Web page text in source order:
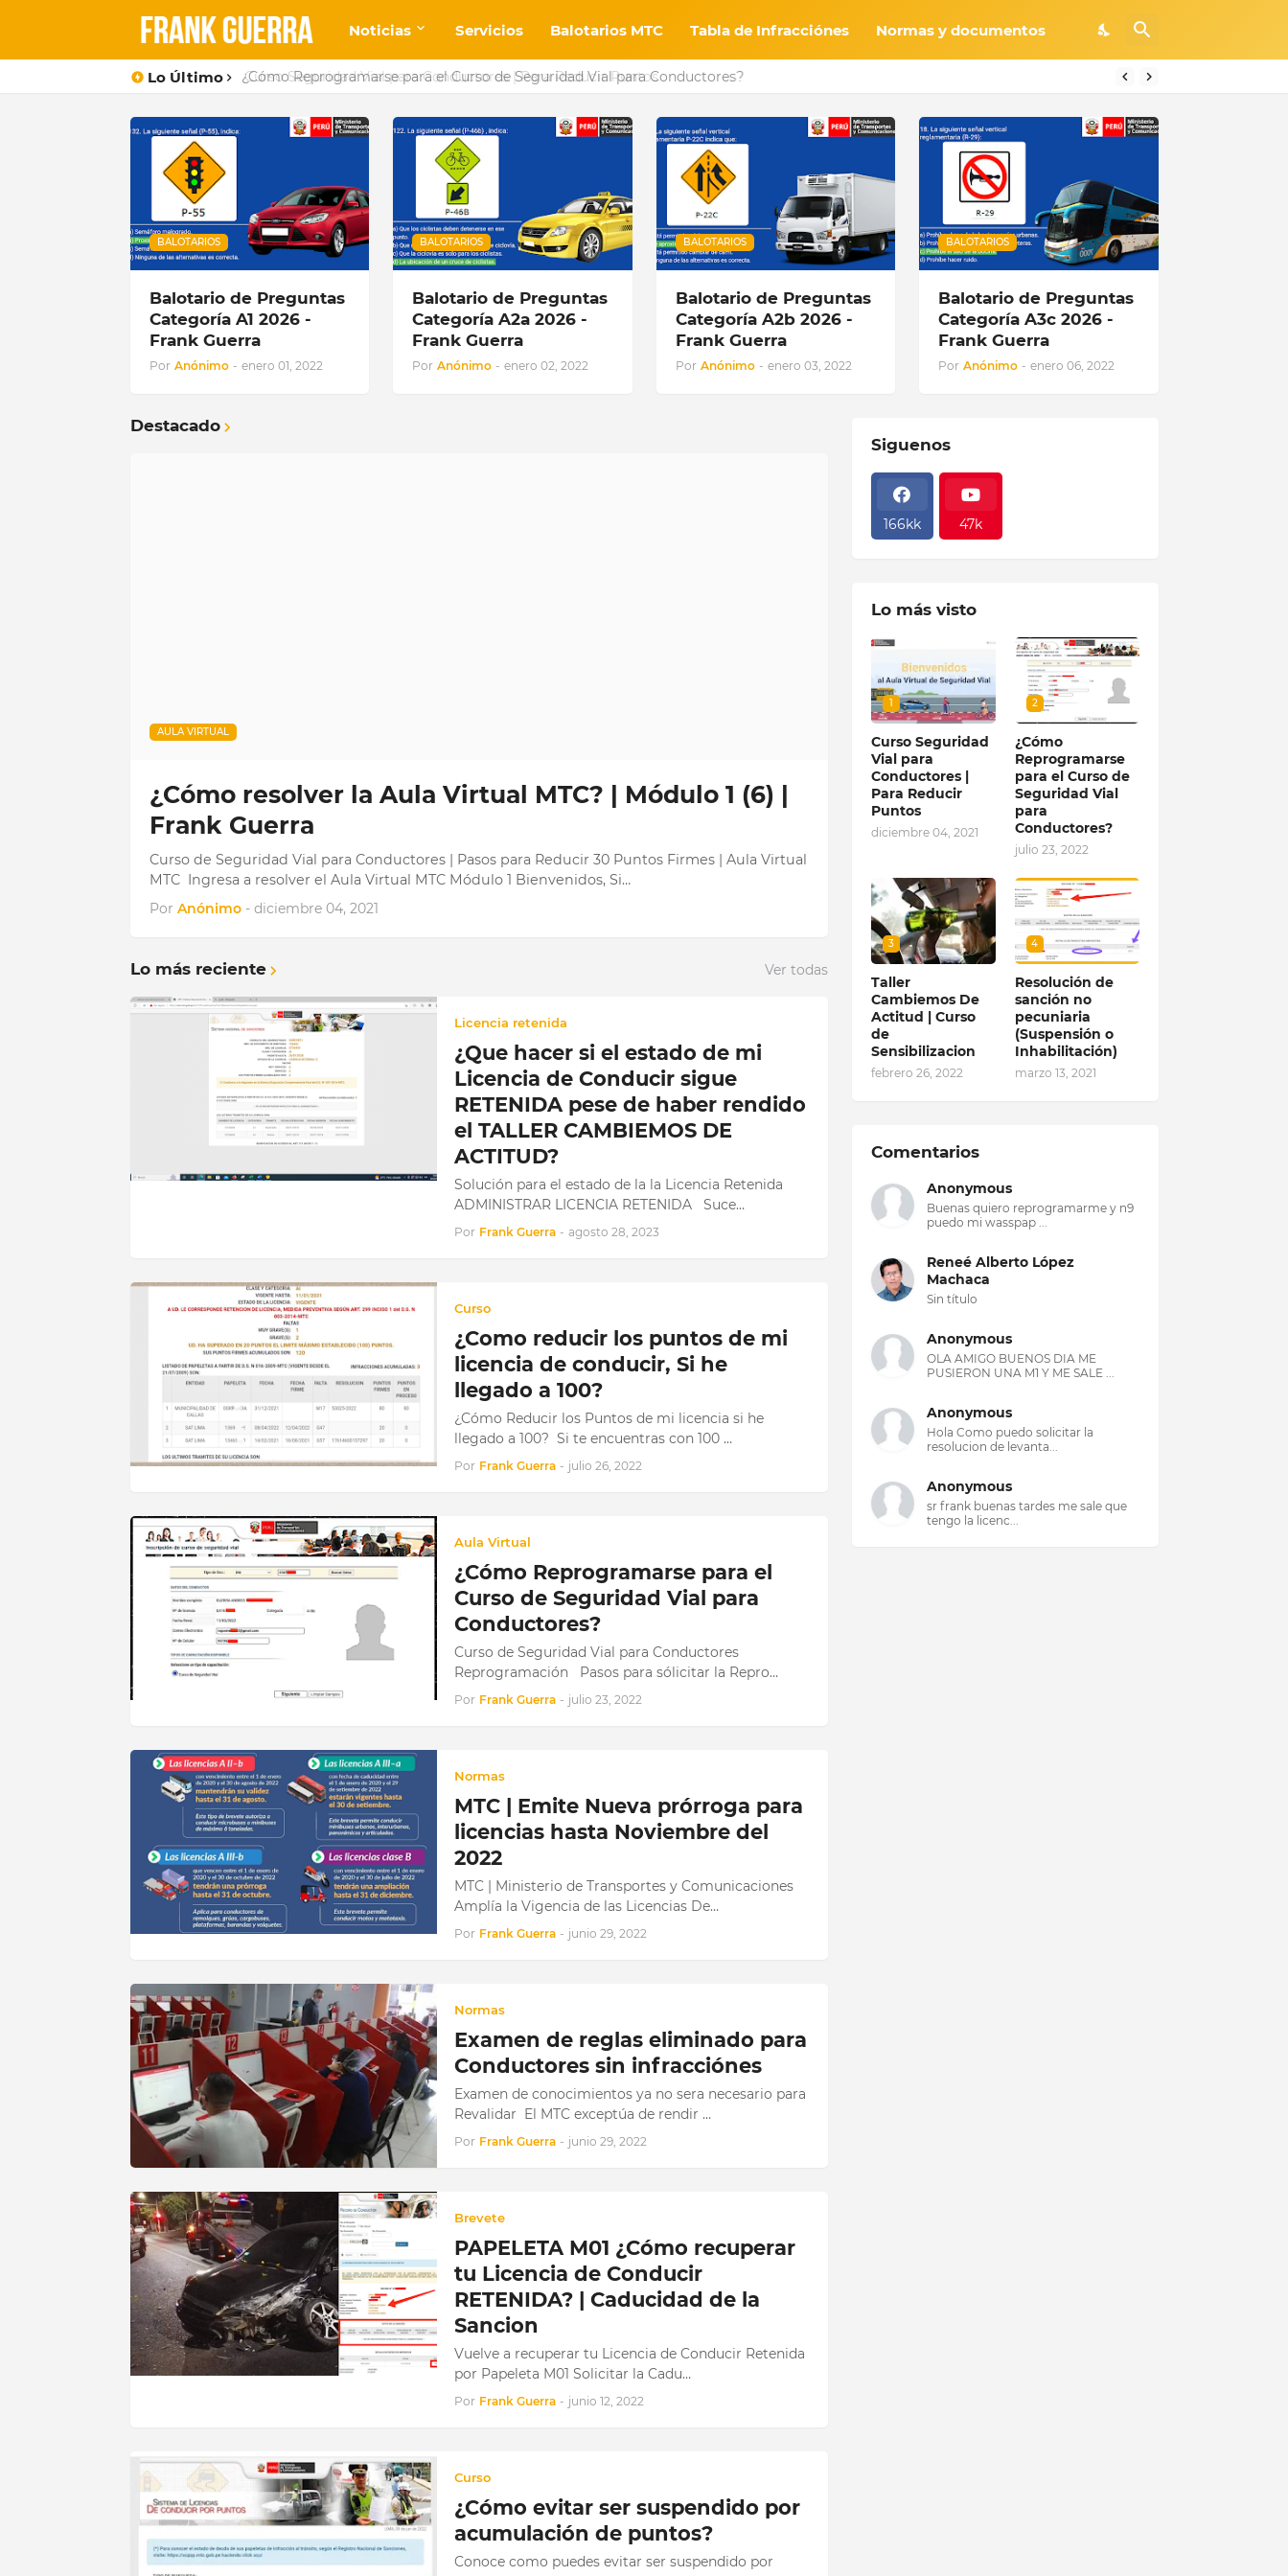
Noticias Servicios Balotarios MTC Tabla de Infracciónes Normas y documentos
Lo Último ¿Cómo Reprogramarse para el Curso de Seguridad Vial para Conductores?
BALOTARIOS
Balotario de Preguntas
Categoría A1 2026 -
Frank Guerra
Por Anónimo - enero 01, 2022
BALOTARIOS
Balotario de Preguntas
Categoría A2a 2026 -
Frank Guerra
Por Anónimo - enero 02, 2022
BALOTARIOS
Balotario de Preguntas
Categoría A2b 2026 -
Frank Guerra
Por Anónimo - enero 03, 2022
BALOTARIOS
Balotario de Preguntas
Categoría A3c 2026 -
Frank Guerra
Por Anónimo - enero 06, 2022
Destacado
AULA VIRTUAL
¿Cómo resolver la Aula Virtual MTC? | Módulo 1 (6) |
Frank Guerra
Curso de Seguridad Vial para Conductores | Pasos para Reducir 30 Puntos Firmes | Aula Virtual
MTC Ingresa a resolver el Aula Virtual MTC Módulo 1 Bienvenidos, Si…
Por Anónimo - diciembre 04, 2021
Lo más reciente Ver todas
Licencia retenida
¿Que hacer si el estado de mi
Licencia de Conducir sigue
RETENIDA pese de haber rendido
el TALLER CAMBIEMOS DE
ACTITUD?
Solución para el estado de la la Licencia Retenida
ADMINISTRAR LICENCIA RETENIDA Suce…
Por Frank Guerra - agosto 28, 2023
Curso
¿Como reducir los puntos de mi
licencia de conducir, Si he
llegado a 100?
¿Cómo Reducir los Puntos de mi licencia si he
llegado a 100? Si te encuentras con 100 …
Por Frank Guerra - julio 26, 2022
Aula Virtual
¿Cómo Reprogramarse para el
Curso de Seguridad Vial para
Conductores?
Curso de Seguridad Vial para Conductores
Reprogramación Pasos para sólicitar la Repro…
Por Frank Guerra - julio 23, 2022
Normas
MTC | Emite Nueva prórroga para
licencias hasta Noviembre del
2022
MTC | Ministerio de Transportes y Comunicaciones
Amplía la Vigencia de las Licencias De…
Por Frank Guerra - junio 29, 2022
Normas
Examen de reglas eliminado para
Conductores sin infracciónes
Examen de conocimientos ya no sera necesario para
Revalidar El MTC exceptúa de rendir …
Por Frank Guerra - junio 29, 2022
Brevete
PAPELETA M01 ¿Cómo recuperar
tu Licencia de Conducir
RETENIDA? | Caducidad de la
Sancion
Vuelve a recuperar tu Licencia de Conducir Retenida
por Papeleta M01 Solicitar la Cadu…
Por Frank Guerra - junio 12, 2022
Curso
¿Cómo evitar ser suspendido por
acumulación de puntos?
Conoce como puedes evitar ser suspendido por
Siguenos
166kk 47k
Lo más visto
1
Curso Seguridad
Vial para
Conductores |
Para Reducir
Puntos
diciembre 04, 2021
2
¿Cómo
Reprogramarse
para el Curso de
Seguridad Vial
para
Conductores?
julio 23, 2022
3
Taller
Cambiemos De
Actitud | Curso
de
Sensibilizacion
febrero 26, 2022
4
Resolución de
sanción no
pecuniaria
(Suspensión o
Inhabilitación)
marzo 13, 2021
Comentarios
Anonymous
Buenas quiero reprogramarme y n9
puedo mi wasspap ...
Reneé Alberto López
Machaca
Sin título
Anonymous
OLA AMIGO BUENOS DIA ME
PUSIERON UNA M1 Y ME SALE ...
Anonymous
Hola Como puedo solicitar la
resolucion de levanta...
Anonymous
sr frank buenas tardes me sale que
tengo la licenc...